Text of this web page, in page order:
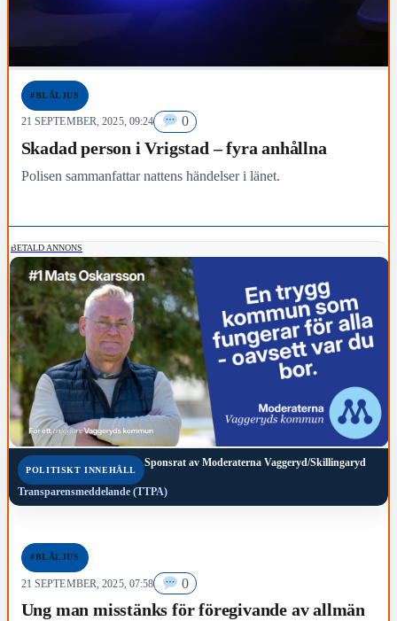
#BLÅLJUS
21 SEPTEMBER, 2025, 09:24 0
Skadad person i Vrigstad – fyra anhållna
Polisen sammanfattar nattens händelser i länet.
BETALD ANNONS
POLITISKT INNEHÅLL
Sponsrat av Moderaterna Vaggeryd/Skillingaryd
Transparensmeddelande (TTPA)
#BLÅLJUS
21 SEPTEMBER, 2025, 07:58 0
Ung man misstänks för föregivande av allmän